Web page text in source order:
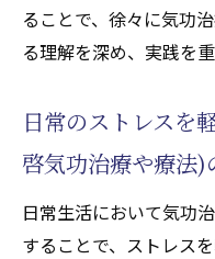
気功治療(天
げる要因を克
化するための
気功治療(天啓気
気功治療(天
ることで、徐々に気功
る理解を深め、実践を
日常のストレスを
啓気功治療や療法)
日常生活において気功
することで、ストレス